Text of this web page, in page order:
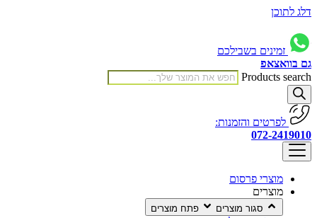
דלג לתוכן
זמינים בשבילכם
גם בוואצאפ
Products search
לפרטים והזמנות:
072-2419010
מוצרי פרסום
מוצרים
סגור מוצרים פתח מוצרים